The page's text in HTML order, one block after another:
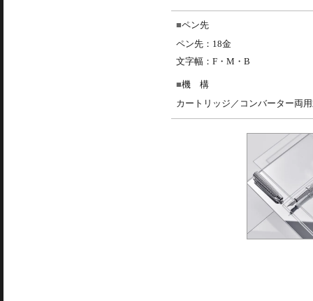
ペン先
ペン先：18金
文字幅：F・M・B
機 構
カートリッジ／コンバーター両